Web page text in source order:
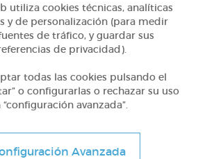
1º Primaria (6-7 años)
Geometría y fotografía
utiliza cookies técnicas, analíticas
y de personalización (para medir
de tráfico, y guardar sus
de privacidad).
todas las cookies pulsando el
o configurarlas o rechazar su uso
“configuración avanzada”.
Avanzada